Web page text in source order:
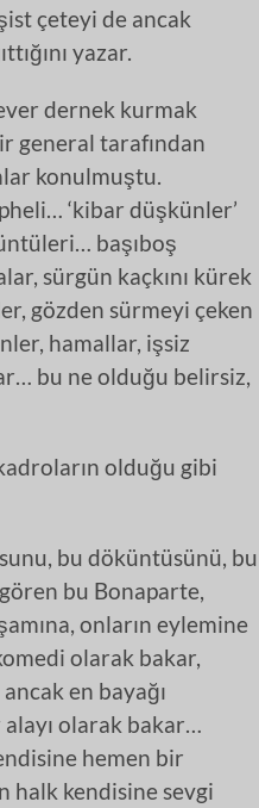
çeteyi de ancak
yazar.
dernek kurmak
general tarafından
konulmuştu.
‘kibar düşkünler’
başıboş
sürgün kaçkını kürek
gözden sürmeyi çeken
hamallar, işsiz
bu ne olduğu belirsiz,
olduğu gibi
bu döküntüsünü, bu
bu Bonaparte,
onların eylemine
olarak bakar,
en bayağı
olarak bakar…
hemen bir
halk kendisine sevgi